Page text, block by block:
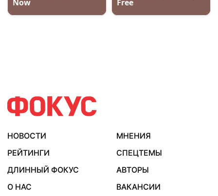
НОВОСТИ
МНЕНИЯ
РЕЙТИНГИ
СПЕЦТЕМЫ
ДЛИННЫЙ ФОКУС
АВТОРЫ
О НАС
ВАКАНСИИ